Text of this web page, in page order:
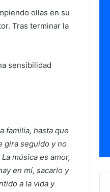
ollas en su
Tras terminar la
sensibilidad
familia, hasta que
gira seguido y no
música es amor,
en mí, sacarlo y
a la vida y